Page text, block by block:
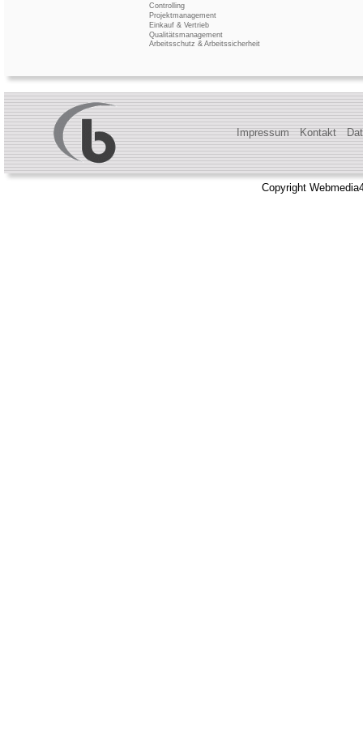
Controlling
Projektmanagement
Einkauf & Vertrieb
Qualitätsmanagement
Arbeitsschutz & Arbeitssicherheit
Impressum Kontakt
Copyright